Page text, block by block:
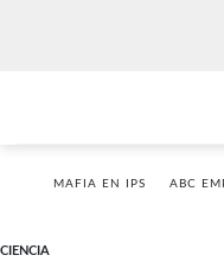
MAFIA EN IPS ABC
CIENCIA